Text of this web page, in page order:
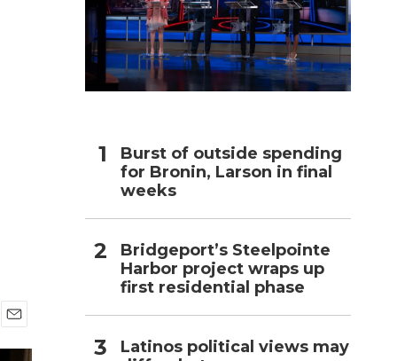
m
Burst of outside spending
for Bronin, Larson in final
weeks
Bridgeport’s Steelpointe
Harbor project wraps up
first residential phase
Latinos political views may